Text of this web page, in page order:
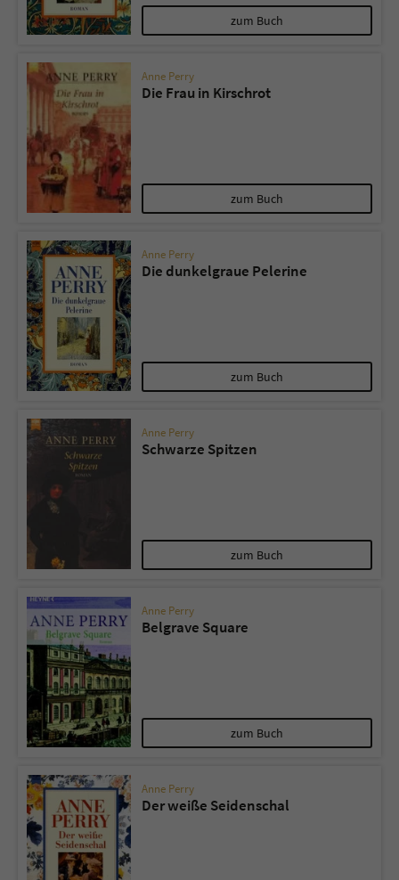
zum Buch
Anne Perry
Die Frau in Kirschrot
zum Buch
Anne Perry
Die dunkelgraue Pelerine
zum Buch
Anne Perry
Schwarze Spitzen
zum Buch
Anne Perry
Belgrave Square
zum Buch
Anne Perry
Der weiße Seidenschal